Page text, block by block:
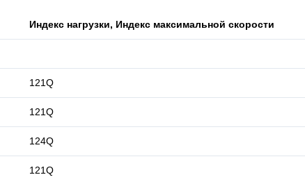
Индекс нагрузки, Индекс максимальной скорости
121Q
121Q
124Q
121Q